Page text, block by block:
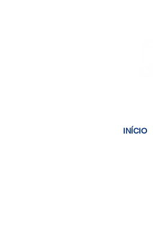
INÍCIO